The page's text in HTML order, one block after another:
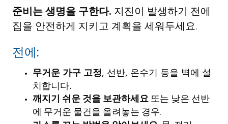
준비는 생명을 구한다. 지진이 발생하기 전에
집을 안전하게 지키고 계획을 세워두세요.
전에:
무거운 가구 고정, 선반, 온수기 등을 벽에 설
치합니다.
깨지기 쉬운 것을 보관하세요 또는 낮은 선반
에 무거운 물건을 올려놓는 경우.